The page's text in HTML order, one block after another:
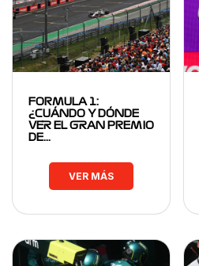
FORMULA 1:
¿CUÁNDO Y DÓNDE
VER EL GRAN PREMIO
DE…
VER MÁS